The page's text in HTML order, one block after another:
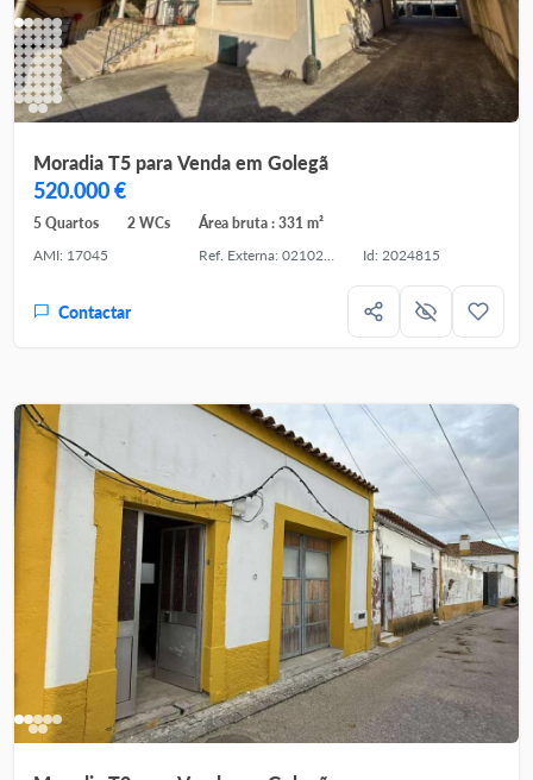
Moradia T5 para Venda em Golegã
520.000 €
5 Quartos 2 WCs
Área bruta : 331 m²
AMI: 17045
Ref. Externa: 02102-26 Id: 2024815
Contactar